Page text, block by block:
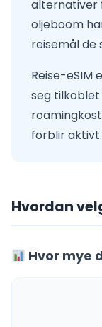
alternativer
oljeboom
reisemål de
Reise-eSIM
seg
forblir aktivt.
Hvordan
Hvor mye